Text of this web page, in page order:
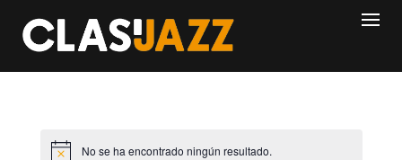
content
No se ha encontrado ningún resultado.